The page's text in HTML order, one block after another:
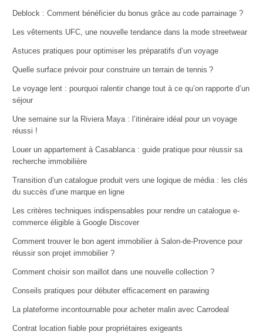
Deblock : Comment bénéficier du bonus grâce au code parrainage ?
Les vêtements UFC, une nouvelle tendance dans la mode streetwear
Astuces pratiques pour optimiser les préparatifs d’un voyage
Quelle surface prévoir pour construire un terrain de tennis ?
Le voyage lent : pourquoi ralentir change tout à ce qu’on rapporte d’un
séjour
Une semaine sur la Riviera Maya : l’itinéraire idéal pour un voyage
réussi !
Louer un appartement à Casablanca : guide pratique pour réussir sa
recherche immobilière
Transition d’un catalogue produit vers une logique de média : les clés
du succès d’une marque en ligne
Les critères techniques indispensables pour rendre un catalogue e-
commerce éligible à Google Discover
Comment trouver le bon agent immobilier à Salon-de-Provence pour
réussir son projet immobilier ?
Comment choisir son maillot dans une nouvelle collection ?
Conseils pratiques pour débuter efficacement en parawing
La plateforme incontournable pour acheter malin avec Carrodeal
Contrat location fiable pour propriétaires exigeants